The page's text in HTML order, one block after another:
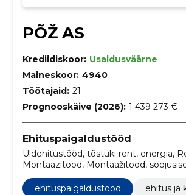
PÕŽ AS
Krediidiskoor: Usaldusväärne
Maineskoor: 4940
Töötajaid: 21
Prognooskäive (2026): 1 439 273 €
Ehituspaigaldustööd
Üldehitustööd, tõstuki rent, energia,
Montaazitööd, Montaažitööd,
metallkonstruktsioonide valmistamine,
Soojusehituspaigaldustööd
ehitus ja